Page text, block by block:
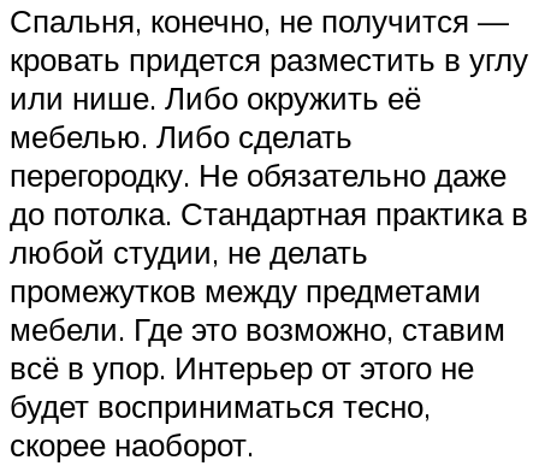
Спальня, конечно, не получится —
кровать придется разместить в углу
или нише. Либо окружить её
мебелью. Либо сделать
перегородку. Не обязательно даже
до потолка. Стандартная практика в
любой студии, не делать
промежутков между предметами
мебели. Где это возможно, ставим
всё в упор. Интерьер от этого не
будет восприниматься тесно,
скорее наоборот.